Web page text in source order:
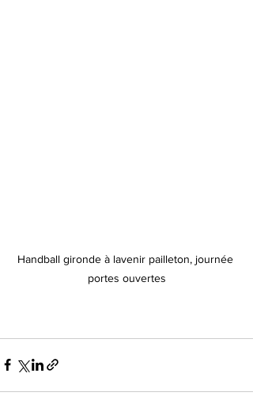
Handball gironde à lavenir pailleton, journée
portes ouvertes